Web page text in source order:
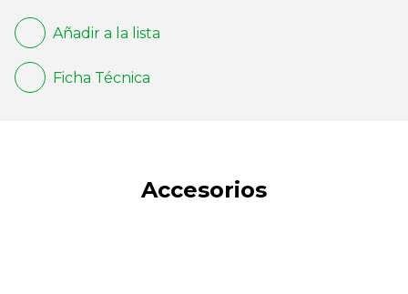
Añadir a la lista
Ficha Técnica
Accesorios